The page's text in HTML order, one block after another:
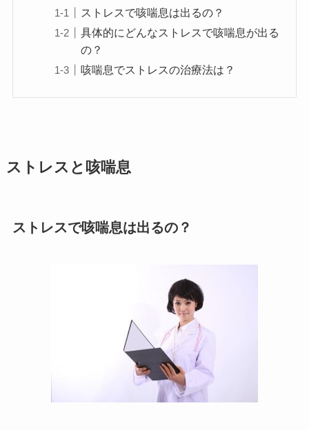
ストレスで咳喘息は出るの？
具体的にどんなストレスで咳喘息が出る
の？
咳喘息でストレスの治療法は？
ストレスと咳喘息
ストレスで咳喘息は出るの？